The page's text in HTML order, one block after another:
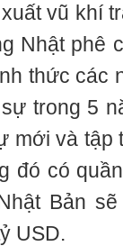
vũ khí
Nhật phê
thức các
trong 5
mới và
đó có
Bản
USD.